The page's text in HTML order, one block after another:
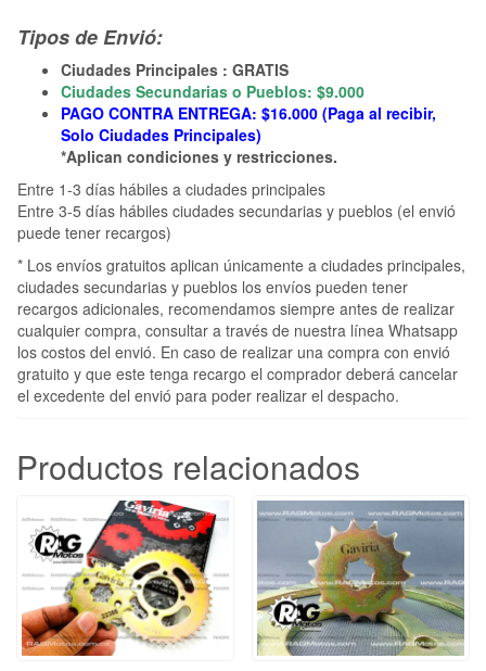
Tipos de Envió:
Ciudades Principales : GRATIS
Ciudades Secundarias o Pueblos: $9.000
PAGO CONTRA ENTREGA: $16.000 (Paga al recibir,
Solo Ciudades Principales)
*Aplican condiciones y restricciones.
Entre 1-3 días hábiles a ciudades principales
Entre 3-5 días hábiles ciudades secundarias y pueblos (el envió
puede tener recargos)
* Los envíos gratuitos aplican únicamente a ciudades principales,
ciudades secundarias y pueblos los envíos pueden tener
recargos adicionales, recomendamos siempre antes de realizar
cualquier compra, consultar a través de nuestra línea Whatsapp
los costos del envió. En caso de realizar una compra con envió
gratuito y que este tenga recargo el comprador deberá cancelar
el excedente del envió para poder realizar el despacho.
Productos relacionados